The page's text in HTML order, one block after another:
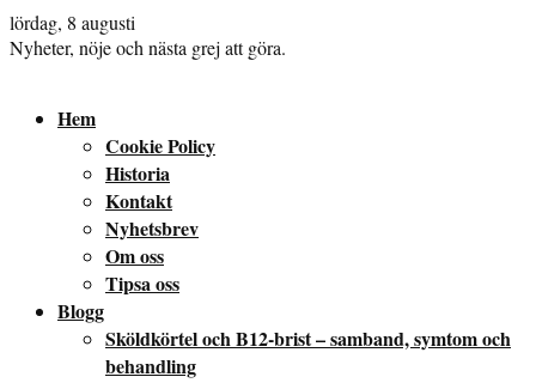
lördag, 8 augusti
Nyheter, nöje och nästa grej att göra.
Hem
Cookie Policy
Historia
Kontakt
Nyhetsbrev
Om oss
Tipsa oss
Blogg
Sköldkörtel och B12-brist – samband, symtom och
behandling